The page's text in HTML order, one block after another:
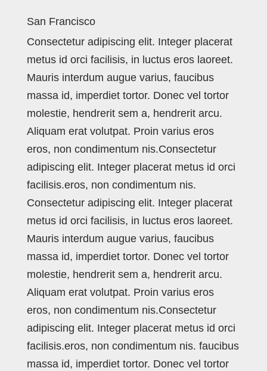
San Francisco
Consectetur adipiscing elit. Integer placerat
metus id orci facilisis, in luctus eros laoreet.
Mauris interdum augue varius, faucibus
massa id, imperdiet tortor. Donec vel tortor
molestie, hendrerit sem a, hendrerit arcu.
Aliquam erat volutpat. Proin varius eros
eros, non condimentum nis.Consectetur
adipiscing elit. Integer placerat metus id orci
facilisis.eros, non condimentum nis.
Consectetur adipiscing elit. Integer placerat
metus id orci facilisis, in luctus eros laoreet.
Mauris interdum augue varius, faucibus
massa id, imperdiet tortor. Donec vel tortor
molestie, hendrerit sem a, hendrerit arcu.
Aliquam erat volutpat. Proin varius eros
eros, non condimentum nis.Consectetur
adipiscing elit. Integer placerat metus id orci
facilisis.eros, non condimentum nis. faucibus
massa id, imperdiet tortor. Donec vel tortor